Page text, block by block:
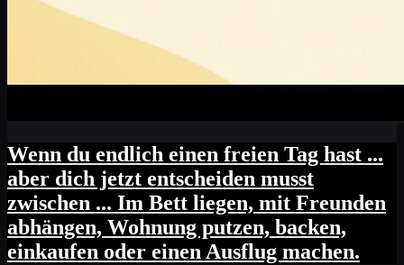
Wenn du endlich einen freien Tag hast ...
aber dich jetzt entscheiden musst
zwischen ... Im Bett liegen, mit Freunden
abhängen, Wohnung putzen, backen,
einkaufen oder einen Ausflug machen.